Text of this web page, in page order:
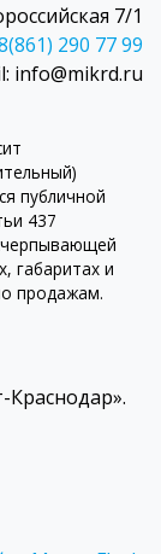
7/1
290 77 99
info@mikrd.ru
публичной
437
габаритах и
продажам.
Краснодар».